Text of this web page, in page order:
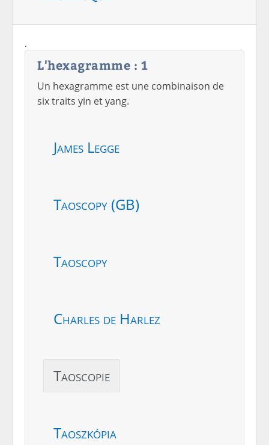
.
L'hexagramme : 1
Un hexagramme est une combinaison de
six traits yin et yang.
James Legge
Taoscopy (GB)
Taoscopy
Charles de Harlez
Taoscopie
Taoszkópia